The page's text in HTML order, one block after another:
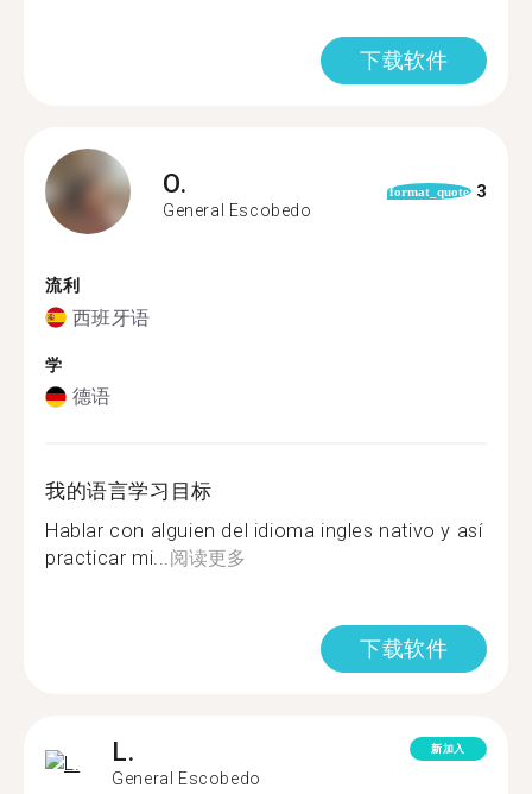
下载软件
O.
General Escobedo
format_quote 3
流利
西班牙语
学
德语
我的语言学习目标
Hablar con alguien del idioma ingles nativo y así
practicar mi...阅读更多
下载软件
L.
General Escobedo
新加入